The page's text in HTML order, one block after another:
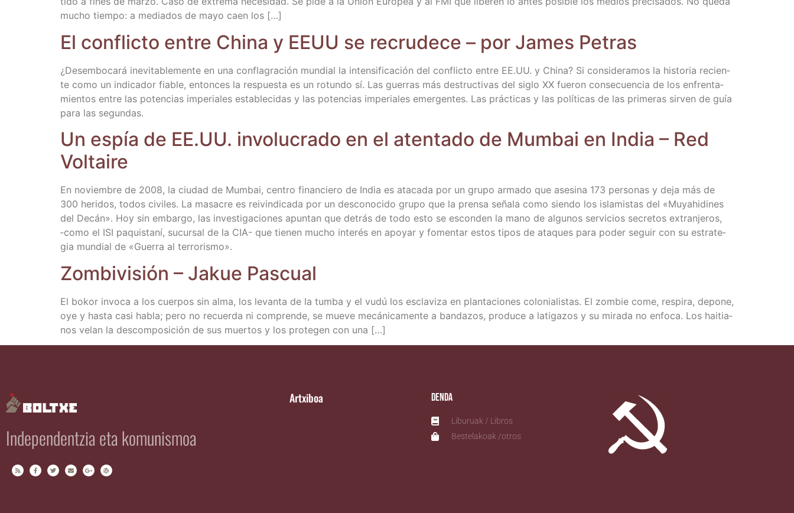
mucho tiem­po: a media­dos de mayo caen los […]
El con­flic­to entre Chi­na y EEUU se recru­de­ce – por James Petras
¿Desem­bo­ca­rá inevi­ta­ble­men­te en una con­fla­gra­ción mun­dial la inten­si­fi­ca­ción del con­flic­to entre EE.UU. y Chi­na? Si con­si­de­ra­mos la his­to­ria recien­
te como un indi­ca­dor fia­ble, enton­ces la res­pues­ta es un rotun­do sí. Las gue­rras más des­truc­ti­vas del siglo XX fue­ron con­se­cuen­cia de los enfren­ta­
mien­tos entre las poten­cias impe­ria­les esta­ble­ci­das y las poten­cias impe­ria­les emer­gen­tes. Las prác­ti­cas y las polí­ti­cas de las pri­me­ras sir­ven de guía
para las segundas.
Un espía de EE.UU. invo­lu­cra­do en el aten­ta­do de Mum­bai en India – Red
Voltaire
En noviem­bre de 2008, la ciu­dad de Mum­bai, cen­tro finan­cie­ro de India es ata­ca­da por un gru­po arma­do que ase­si­na 173 per­so­nas y deja más de
300 heri­dos, todos civi­les. La masa­cre es rei­vin­di­ca­da por un des­co­no­ci­do gru­po que la pren­sa seña­la como sien­do los isla­mis­tas del «Muyahi­di­nes
del Decán». Hoy sin embar­go, las inves­ti­ga­cio­nes apun­tan que detrás de todo esto se escon­den la mano de algu­nos ser­vi­cios secre­tos extran­je­ros,
‑como el ISI paquis­ta­ní, sucur­sal de la CIA- que tie­nen mucho inte­rés en apo­yar y fomen­tar estos tipos de ata­ques para poder seguir con su estra­te­
gia mun­dial de «Gue­rra al terrorismo».
Zom­bi­vi­sión – Jakue Pascual
El bokor invo­ca a los cuer­pos sin alma, los levan­ta de la tum­ba y el vudú los escla­vi­za en plan­ta­cio­nes colo­nia­lis­tas. El zom­bie come, res­pi­ra, depo­ne,
oye y has­ta casi habla; pero no recuer­da ni com­pren­de, se mue­ve mecá­ni­ca­men­te a ban­da­zos, pro­du­ce a lati­ga­zos y su mira­da no enfo­ca. Los hai­tia­
nos velan la des­com­po­si­ción de sus muer­tos y los pro­te­gen con una […]
Independentzia eta komunismoa
Artxiboa Denda
Liburuak / Libros
Bestelakoak /otros